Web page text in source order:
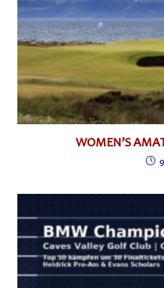
WOMEN’S